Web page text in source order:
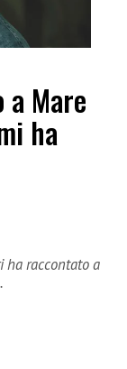
Mare
ha
ha raccontato a